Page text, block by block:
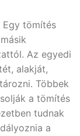
Egy tömítés
Az egyedi
alakját,
Többek
a tömítés
tudnak
a